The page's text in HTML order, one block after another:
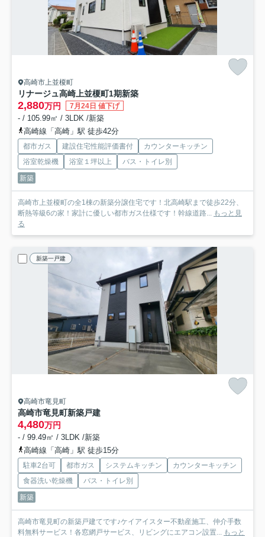
高崎市上並榎町
リナージュ高崎上並榎町1期新築
2,880万円 7月24日 値下げ
- / 105.99㎡ / 3LDK /新築
高崎線「高崎」駅 徒歩42分
都市ガス 建設住宅性能評価書付
カウンターキッチン
浴室乾燥機
浴室１坪以上
バス・トイレ別
新築
高崎市上並榎町の全1棟の新築分譲住宅です！北高崎駅まで徒歩22分、
断熱等級6の家！家計に優しい都市ガス仕様です！幹線道路... もっと見
る
新築一戸建
高崎市竜見町
高崎市竜見町新築戸建
4,480万円
- / 99.49㎡ / 3LDK /新築
高崎線「高崎」駅 徒歩15分
駐車2台可 都市ガス システムキッチン
カウンターキッチン
食器洗い乾燥機
バス・トイレ別
新築
高崎市竜見町の新築戸建てです♪ケイアイスター不動産施工、仲介手数
料無料サービス！各窓網戸サービス、リビングにエアコン設置... もっと